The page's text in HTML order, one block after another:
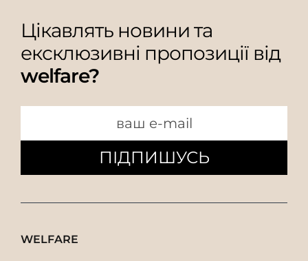
Цікавлять новини та
ексклюзивні пропозиції від
welfare?
ПІДПИШУСЬ
WELFARE